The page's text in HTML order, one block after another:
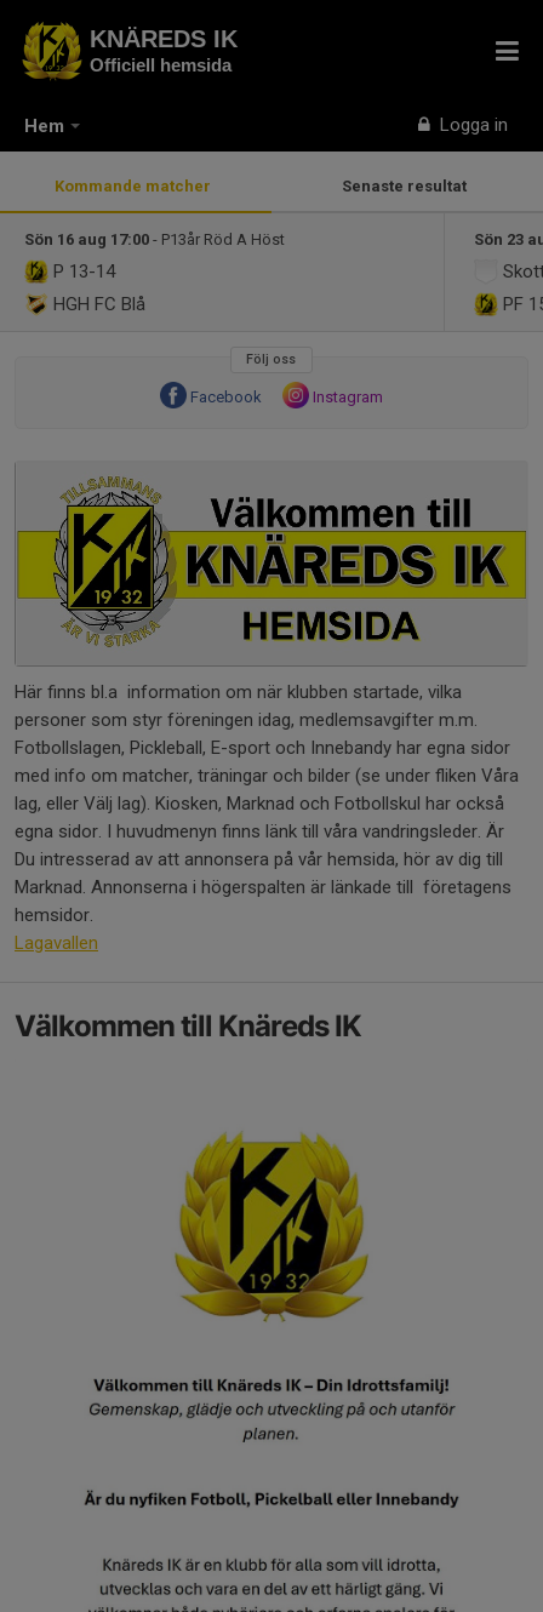
Hem Logga in
KNÄREDS IK
Officiell hemsida
Kommande matcher Senaste resultat
Sön 16 aug 17:00 - P13år Röd A Höst
P 13-14
HGH FC Blå
Sön 23
PF
Följ oss
Facebook Instagram
Här finns bl.a information om när klubben startade, vilka
personer som styr föreningen idag, medlemsavgifter m.m.
Fotbollslagen, Pickleball, E-sport och Innebandy har egna sidor
med info om matcher, träningar och bilder (se under fliken Våra
lag, eller Välj lag). Kiosken, Marknad och Fotbollskul har också
egna sidor. I huvudmenyn finns länk till våra vandringsleder. Är
Du intresserad av att annonsera på vår hemsida, hör av dig till
Marknad. Annonserna i högerspalten är länkade till företagens
hemsidor.
Lagavallen
Välkommen till Knäreds IK